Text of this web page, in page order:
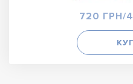
720 ГРН/